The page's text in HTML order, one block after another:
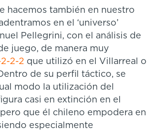
hacemos también en nuestro
en el ‘universo’
Pellegrini, con el análisis de
juego, de manera muy
2-2 que utilizó en el Villarreal o
de su perfil táctico, se
modo la utilización del
casi en extinción en el
que él chileno empodera en
especialmente